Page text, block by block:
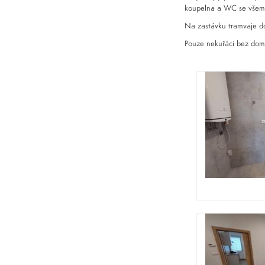
koupelna a WC se
Na zastávku tramvaje
Pouze nekuřáci bez